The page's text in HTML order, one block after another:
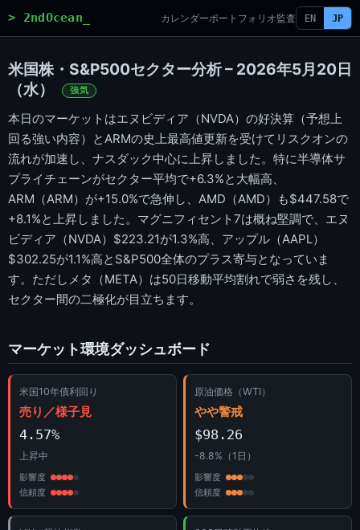
> 2ndOcean_ カレンダーポートフォリオ監査 EN JP
米国株・S&P500セクター分析 – 2026年5月20日
（水）
強気
本日のマーケットはエヌビディア（NVDA）の好決算（予想上
回る強い内容）とARMの史上最高値更新を受けてリスクオンの
流れが加速し、ナスダック中心に上昇しました。特に半導体サ
プライチェーンがセクター平均で+6.3%と大幅高、
ARM（ARM）が+15.0%で急伸し、AMD（AMD）も$447.58で
+8.1%と上昇しました。マグニフィセント7は概ね堅調で、エヌ
ビディア（NVDA）$223.21が1.3%高、アップル（AAPL）
$302.25が1.1%高とS&P500全体のプラス寄与となっていま
す。ただしメタ（META）は50日移動平均割れで弱さを残し、
セクター間の二極化が目立ちます。
マーケット環境ダッシュボード
米国10年債利回り
売り／様子見
4.57%
上昇中
影響度
信頼度
原油価格（WTI）
やや警戒
$98.26
-8.8%（1日）
影響度
信頼度